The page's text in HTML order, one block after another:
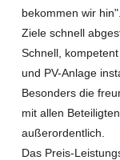
bekommen wir
Ziele schnell
Schnell,
und PV-Anlage
Besonders die
mit allen
außerordentlich.
Das Preis-